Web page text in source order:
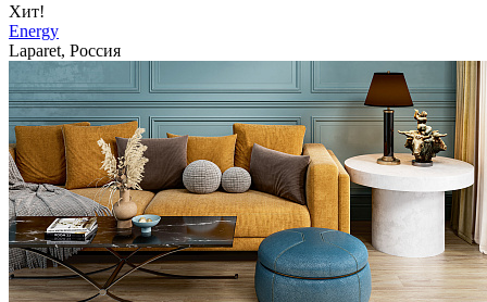
Хит!
Energy
Laparet, Россия